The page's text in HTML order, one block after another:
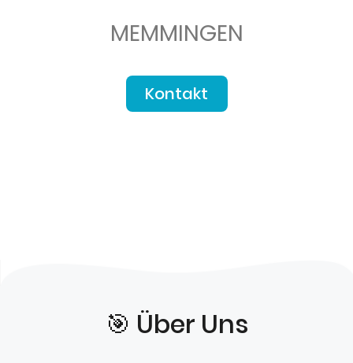
MEMMINGEN
Kontakt
🎯️ Über Uns